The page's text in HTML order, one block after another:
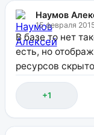
Наумов
15 февраля
В базе то нет
есть, но
ресурсов скрыто
+1